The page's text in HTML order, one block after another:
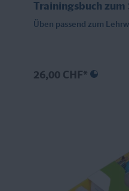
Trainingsbuch zum
Üben passend zum
26,00 CHF*